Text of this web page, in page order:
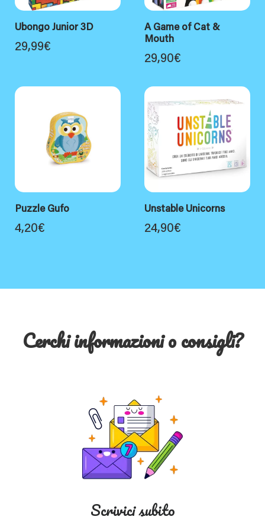
Ubongo Junior 3D
29,99€
A Game of Cat &
Mouth
29,90€
Puzzle Gufo
4,20€
Unstable Unicorns
24,90€
Cerchi informazioni o consigli?
Scrivici subito